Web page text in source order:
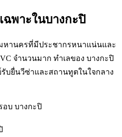
ฉพาะในบางกะปิ
หานครที่มีประชากรหนาแน่นและ
จำนวนมาก ทำเลของ บางกะปิ
รับยื่นวีซ่าและสถานทูตในใจกลาง
อบ บางกะปิ